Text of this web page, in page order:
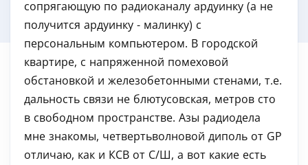
сопрягающую по радиоканалу ардуинку (а не
получится ардуинку - малинку) с
персональным компьютером. В городской
квартире, с напряженной помеховой
обстановкой и железобетонными стенами, т.е.
дальность связи не блютусовская, метров сто
в свободном пространстве. Азы радиодела
мне знакомы, четвертьволновой диполь от GP
отличаю, как и КСВ от С/Ш, а вот какие есть